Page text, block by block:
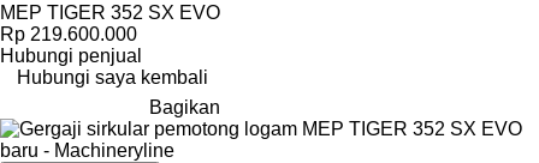
MEP TIGER 352 SX EVO
Rp 219.600.000
Hubungi penjual
Hubungi saya kembali
Bagikan